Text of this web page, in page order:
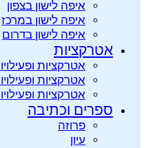
איפה לישון בצפון
איפה לישון במרכז
איפה לישון בדרום
אטרקציות
אטרקציות
אטרקציות
אטרקציות
ספרים וכתיבה
פרוזה
עיון